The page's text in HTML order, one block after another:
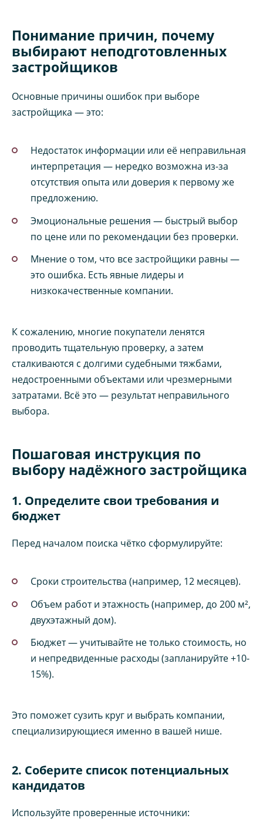
Понимание причин, почему
выбирают неподготовленных
застройщиков
Основные причины ошибок при выборе
застройщика — это:
Недостаток информации или её неправильная
интерпретация — нередко возможна из-за
отсутствия опыта или доверия к первому же
предложению.
Эмоциональные решения — быстрый выбор
по цене или по рекомендации без проверки.
Мнение о том, что все застройщики равны —
это ошибка. Есть явные лидеры и
низкокачественные компании.
К сожалению, многие покупатели ленятся
проводить тщательную проверку, а затем
сталкиваются с долгими судебными тяжбами,
недостроенными объектами или чрезмерными
затратами. Всё это — результат неправильного
выбора.
Пошаговая инструкция по
выбору надёжного застройщика
1. Определите свои требования и
бюджет
Перед началом поиска чётко сформулируйте:
Сроки строительства (например, 12 месяцев).
Объем работ и этажность (например, до 200 м²,
двухэтажный дом).
Бюджет — учитывайте не только стоимость, но
и непредвиденные расходы (запланируйте +10-
15%).
Это поможет сузить круг и выбрать компании,
специализирующиеся именно в вашей нише.
2. Соберите список потенциальных
кандидатов
Используйте проверенные источники: